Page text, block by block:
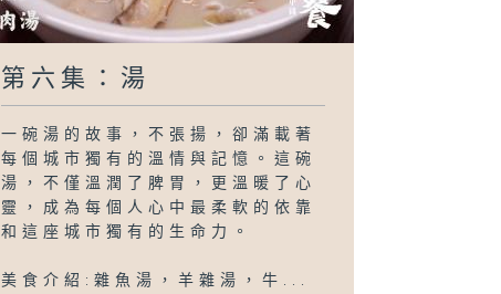
第六集：湯
一碗湯的故事，不張揚，卻滿載著
每個城市獨有的溫情與記憶。這碗
湯，不僅溫潤了脾胃，更溫暖了心
靈，成為每個人心中最柔軟的依靠
和這座城市獨有的生命力。
美食介紹:雜魚湯，羊雜湯，牛...